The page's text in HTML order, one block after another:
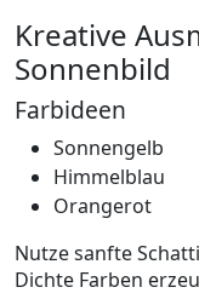
Kreative
Sonnenbild
Farbideen
Sonnengelb
Himmelblau
Orangerot
Nutze sanfte
Dichte Farben